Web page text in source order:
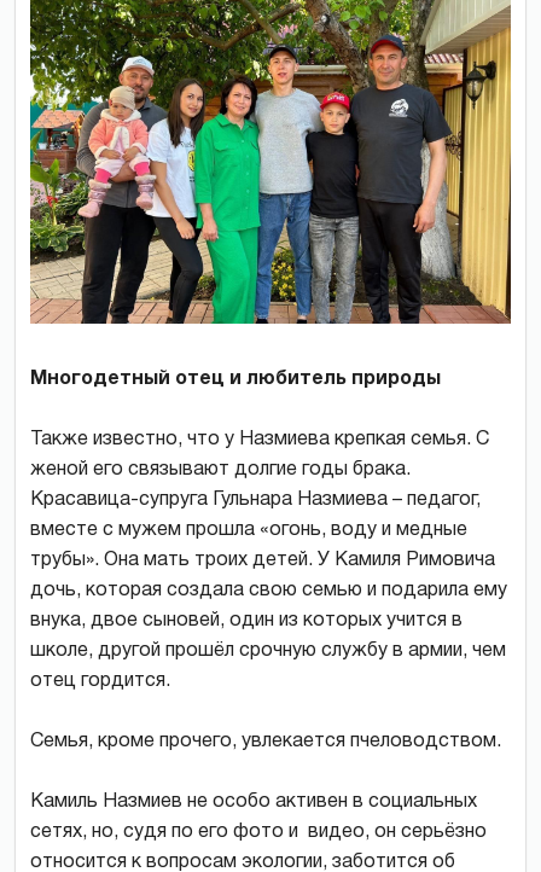
Многодетный отец и любитель природы
Также известно, что у Назмиева крепкая семья. С
женой его связывают долгие годы брака.
Красавица-супруга Гульнара Назмиева – педагог,
вместе с мужем прошла «огонь, воду и медные
трубы». Она мать троих детей. У Камиля Римовича
дочь, которая создала свою семью и подарила ему
внука, двое сыновей, один из которых учится в
школе, другой прошёл срочную службу в армии, чем
отец гордится.
Семья, кроме прочего, увлекается пчеловодством.
Камиль Назмиев не особо активен в социальных
сетях, но, судя по его фото и видео, он серьёзно
относится к вопросам экологии, заботится об